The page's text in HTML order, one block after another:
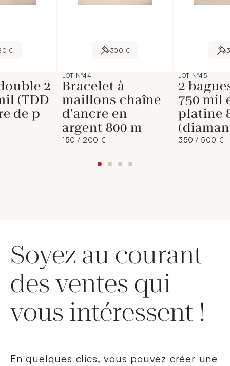
€
2
(TDD
de p
300 €
LOT N°44
Bracelet à
maillons chaîne
d'ancre en
argent 800 m
150 / 200 €
LOT N°45
2
750 mil
platine
350 / 500 €
Soyez au courant
des ventes qui
vous intéressent !
En quelques clics, vous pouvez créer une